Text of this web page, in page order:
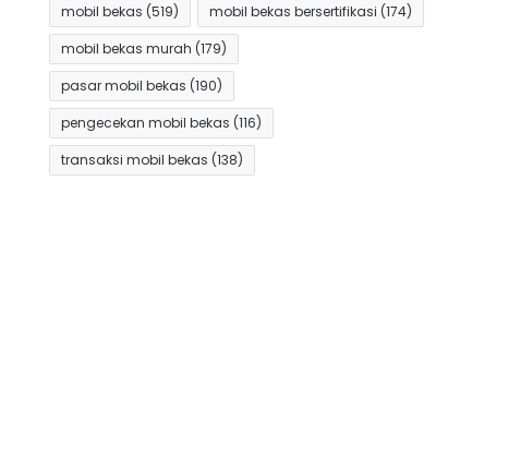
mobil bekas (519) mobil bekas bersertifikasi (174)
mobil bekas murah (179)
pasar mobil bekas (190)
pengecekan mobil bekas (116)
transaksi mobil bekas (138)